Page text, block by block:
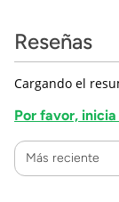
Reseñas
Cargando el
Por favor,
Más reciente